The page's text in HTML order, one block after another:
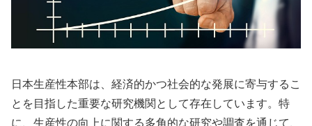
日本生産性本部は、経済的かつ社会的な発展に寄与するこ
とを目指した重要な研究機関として存在しています。特
に、生産性の向上に関する多角的な研究や調査を通じて、